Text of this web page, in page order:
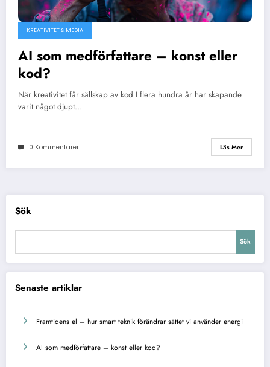
KREATIVITET & MEDIA
AI som medförfattare – konst eller
kod?
När kreativitet får sällskap av kod I flera hundra år har skapande
varit något djupt…
0 Kommentarer Läs Mer
Sök
Sök
Senaste artiklar
Framtidens el – hur smart teknik förändrar sättet vi använder energi
AI som medförfattare – konst eller kod?